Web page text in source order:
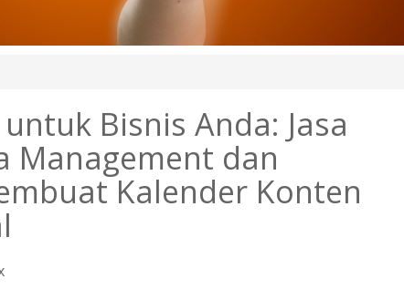
Bisnis Anda: Jasa
Management dan
Kalender Konten